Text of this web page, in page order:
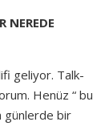
NEREDE
geliyor. Talk-
Henüz “ bu
günlerde bir